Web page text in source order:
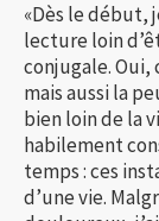
«Dès le début,
lecture loin
conjugale. Oui,
mais aussi la
bien loin de la
habilement
temps : ces
d’une vie.